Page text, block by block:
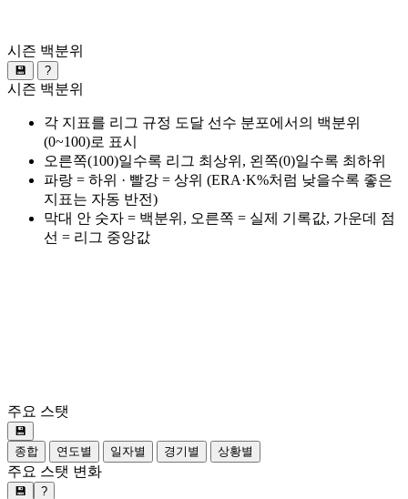
시즌 백분위
💾 ?
시즌 백분위
각 지표를 리그 규정 도달 선수 분포에서의 백분위
(0~100)로 표시
오른쪽(100)일수록 리그 최상위, 왼쪽(0)일수록 최하위
파랑 = 하위 · 빨강 = 상위 (ERA·K%처럼 낮을수록 좋은
지표는 자동 반전)
막대 안 숫자 = 백분위, 오른쪽 = 실제 기록값, 가운데 점
선 = 리그 중앙값
주요 스탯
💾
종합
연도별 일자별 경기별 상황별
주요 스탯 변화
💾 ?